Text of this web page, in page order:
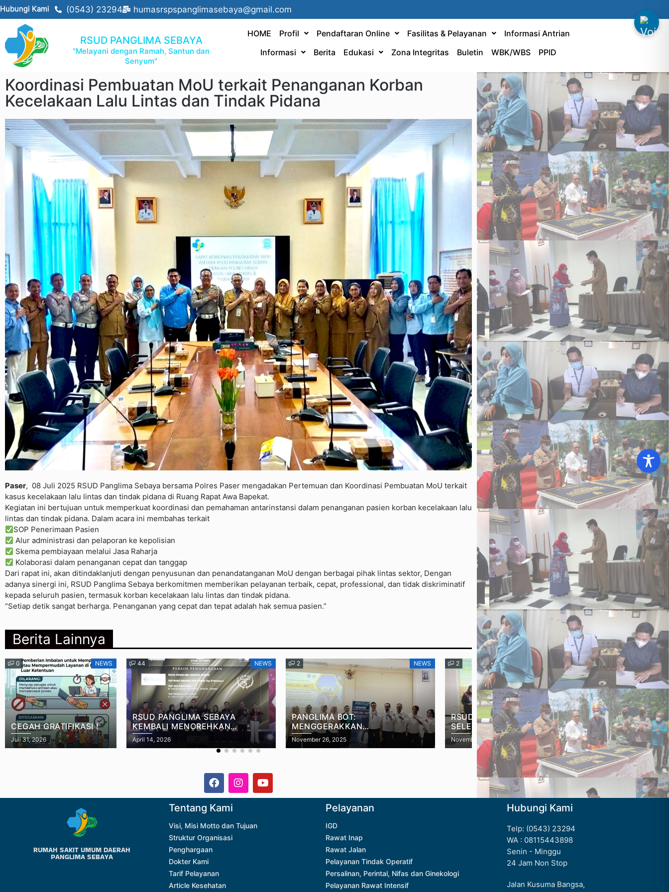
Hubungi Kami (0543) 23294 humasrspspanglimasebaya@gmail.com
RSUD PANGLIMA SEBAYA
"Melayani dengan Ramah, Santun dan
Senyum"
HOME Profil Pendaftaran Online Fasilitas & Pelayanan
Informasi Antrian
Informasi
Berita Edukasi Zona Integritas Buletin WBK/WBS PPID
Koordinasi Pembuatan MoU terkait Penanganan Korban
Kecelakaan Lalu Lintas dan Tindak Pidana
Paser, 08 Juli 2025 RSUD Panglima Sebaya bersama Polres Paser mengadakan Pertemuan dan Koordinasi Pembuatan MoU terkait
kasus kecelakaan lalu lintas dan tindak pidana di Ruang Rapat Awa Bapekat.
Kegiatan ini bertujuan untuk memperkuat koordinasi dan pemahaman antarinstansi dalam penanganan pasien korban kecelakaan lalu
lintas dan tindak pidana. Dalam acara ini membahas terkait
SOP Penerimaan Pasien
Alur administrasi dan pelaporan ke kepolisian
Skema pembiayaan melalui Jasa Raharja
Kolaborasi dalam penanganan cepat dan tanggap
Dari rapat ini, akan ditindaklanjuti dengan penyusunan dan penandatanganan MoU dengan berbagai pihak lintas sektor, Dengan
adanya sinergi ini, RSUD Panglima Sebaya berkomitmen memberikan pelayanan terbaik, cepat, professional, dan tidak diskriminatif
kepada seluruh pasien, termasuk korban kecelakaan lalu lintas dan tindak pidana.
“Setiap detik sangat berharga. Penanganan yang cepat dan tepat adalah hak semua pasien.”
Berita Lainnya
0 NEWS
CEGAH GRATIFIKASI !
Juli 31, 2026
44 NEWS
RSUD PANGLIMA SEBAYA
KEMBALI MENOREHKAN
PRESTASI DENGAN MERAIH
PENGHARGAAN PADA AJANG
April 14, 2026
2 NEWS
PANGLIMA BOT:
MENGGERAKKAN
TRANSFORMASI PELAYANAN
MELALUI KOLABORASI &
November 26, 2025
2 NEWS
RSUD PANGLIMA SEBAYA
SELENGGARAKAN SEMINAR
ILMIAH PEKAN KESADARAN
RESISTENSI ANTIMIKROBA 2025
November 20, 2025
0
RSUD
KUNJUNGAN
DALAM
PUBLIK
November 5, 2025
RUMAH SAKIT UMUM DAERAH
PANGLIMA SEBAYA
Tentang Kami
Visi, Misi Motto dan Tujuan
Struktur Organisasi
Penghargaan
Dokter Kami
Tarif Pelayanan
Article Kesehatan
Pelayanan
IGD
Rawat Inap
Rawat Jalan
Pelayanan Tindak Operatif
Persalinan, Perintal, Nifas dan Ginekologi
Pelayanan Rawat Intensif
Hubungi Kami
Telp: (0543) 23294
WA : 08115443898
Senin - Minggu
24 Jam Non Stop
Jalan Kusuma Bangsa,